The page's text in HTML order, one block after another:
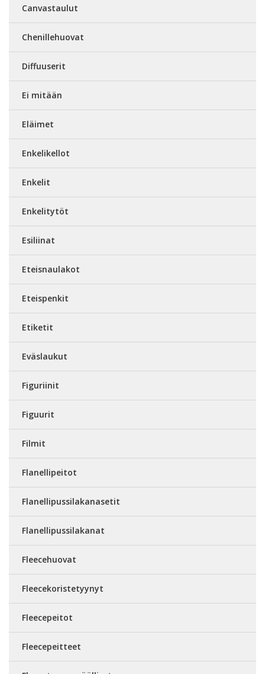
Canvastaulut
Chenillehuovat
Diffuuserit
Ei mitään
Eläimet
Enkelikellot
Enkelit
Enkelitytöt
Esiliinat
Eteisnaulakot
Eteispenkit
Etiketit
Eväslaukut
Figuriinit
Figuurit
Filmit
Flanellipeitot
Flanellipussilakanasetit
Flanellipussilakanat
Fleecehuovat
Fleecekoristetyynyt
Fleecepeitot
Fleecepeitteet